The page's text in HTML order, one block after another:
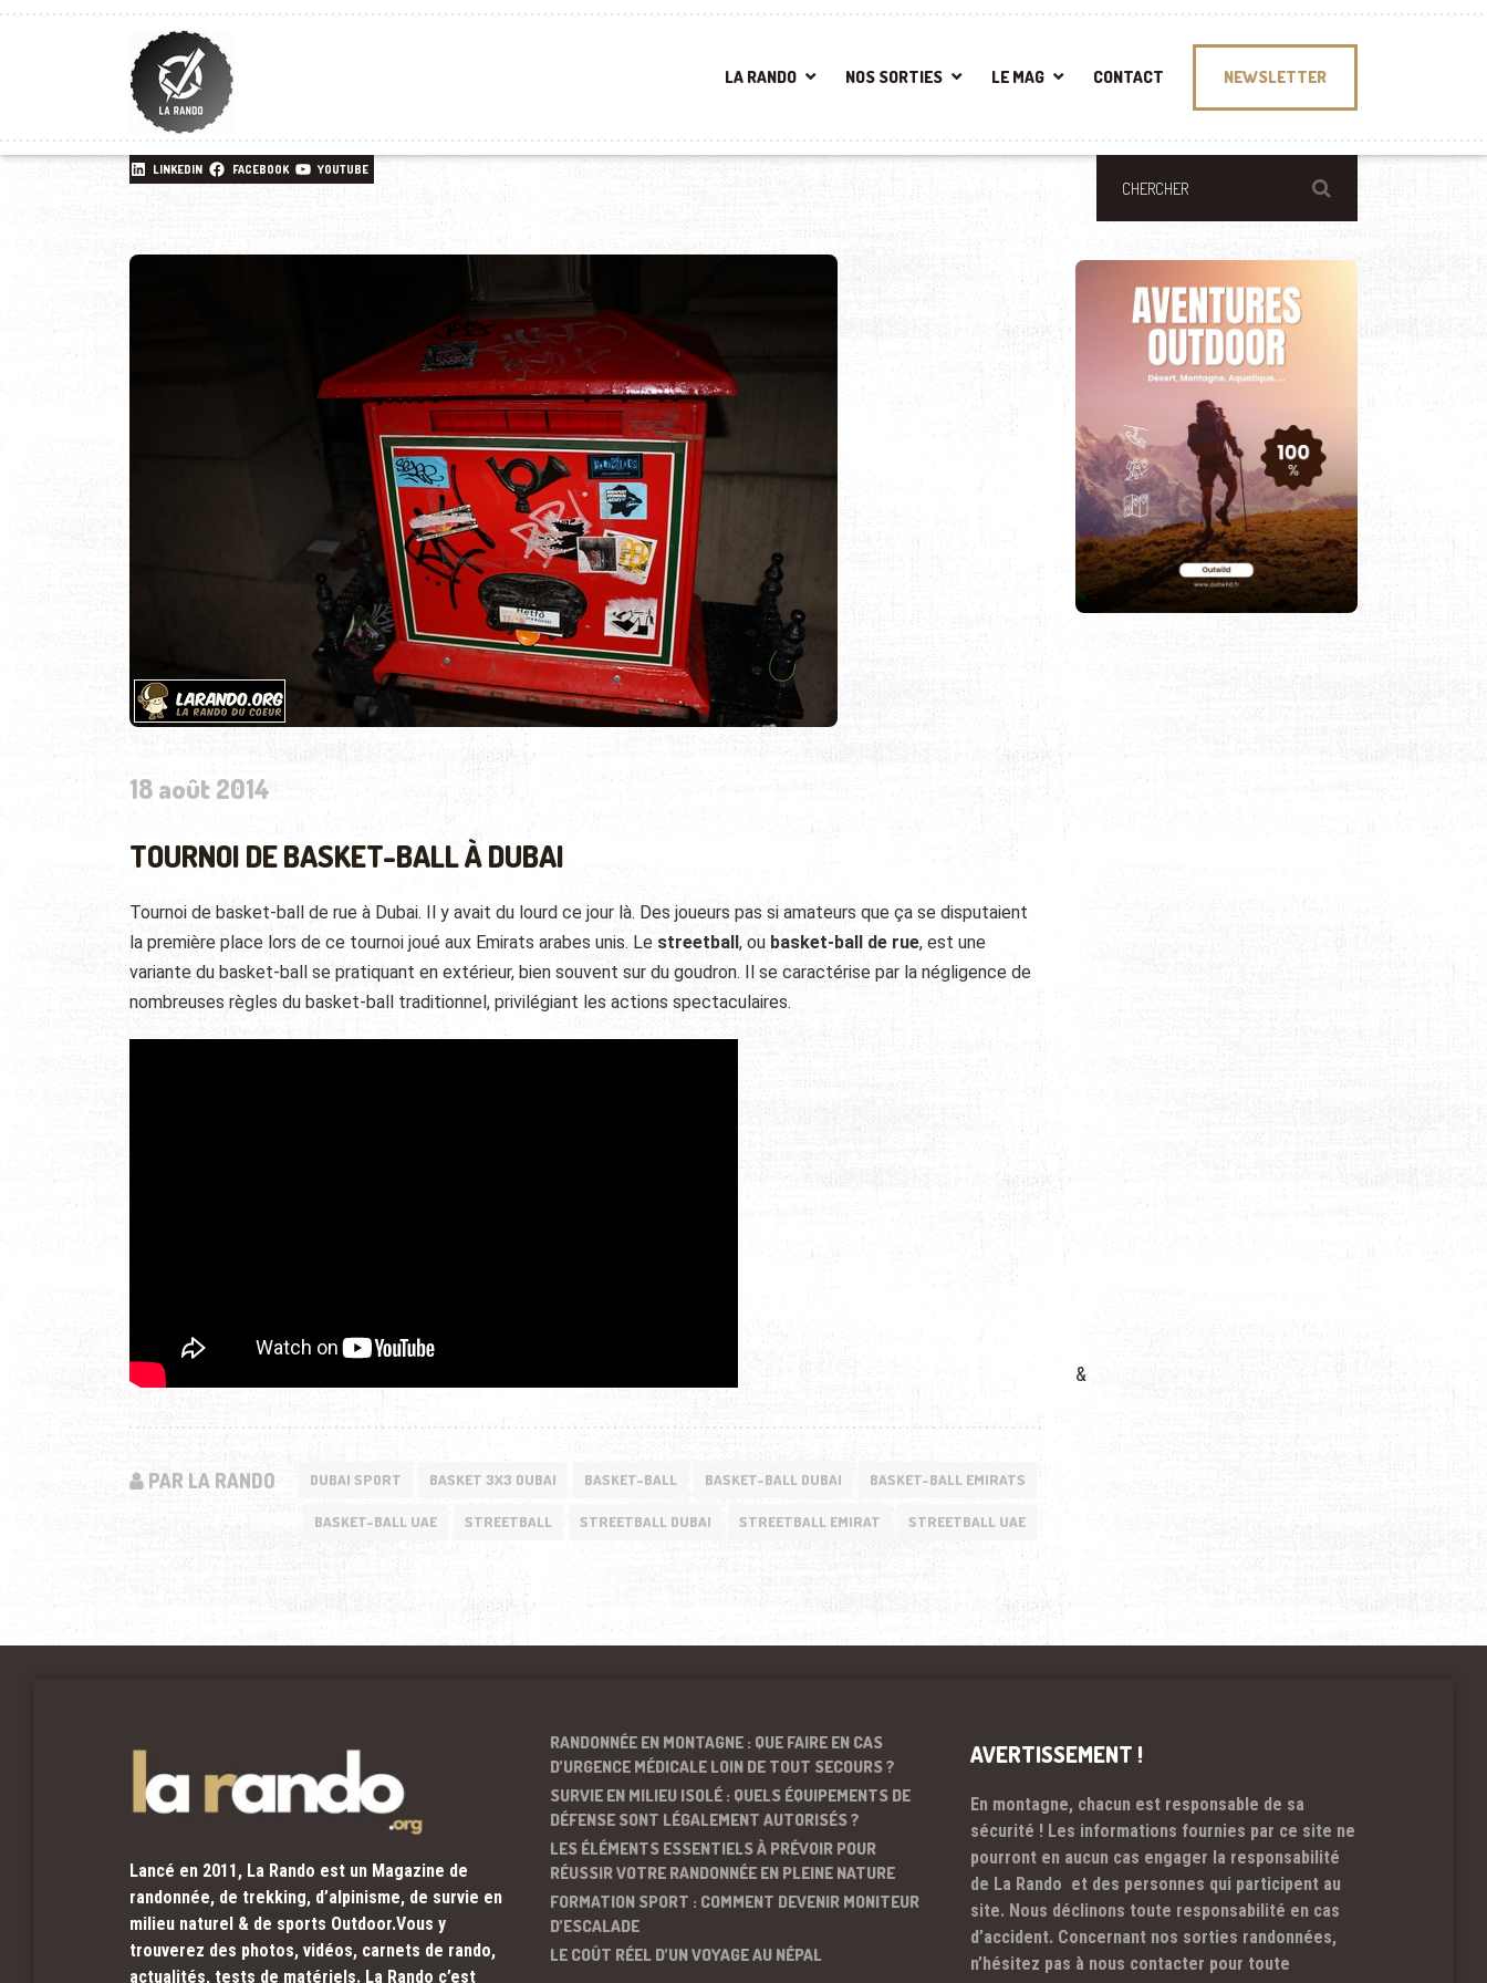
LA RANDO NOS SORTIES LE MAG CONTACT NEWSLETTER
LINKEDIN FACEBOOK YOUTUBE
18 août 2014
TOURNOI DE BASKET-BALL À DUBAI
Tournoi de basket-ball de rue à Dubai. Il y avait du lourd ce jour là. Des joueurs pas si amateurs que ça se disputaient
la première place lors de ce tournoi joué aux Emirats arabes unis. Lestreetball, ou basket-ball de rue, est une
variante du basket-ball se pratiquant en extérieur, bien souvent sur du goudron. Il se caractérise par la négligence de
nombreuses règles du basket-ball traditionnel, privilégiant les actions spectaculaires.
PAR LA RANDO DUBAI SPORT BASKET 3X3 DUBAI BASKET-BALL BASKET-BALL DUBAI BASKET-BALL EMIRATS
BASKET-BALL UAE STREETBALL STREETBALL DUBAI STREETBALL EMIRAT STREETBALL UAE
&
Lancé en 2011, La Rando est un Magazine de
randonnée, de trekking, d’alpinisme, de survie en
milieu naturel & de sports Outdoor.Vous y
trouverez des photos, vidéos, carnets de rando,
actualités, tests de matériels. La Rando c’est
RANDONNÉE EN MONTAGNE : QUE FAIRE EN CAS
D’URGENCE MÉDICALE LOIN DE TOUT SECOURS ?
SURVIE EN MILIEU ISOLÉ : QUELS ÉQUIPEMENTS DE
DÉFENSE SONT LÉGALEMENT AUTORISÉS ?
LES ÉLÉMENTS ESSENTIELS À PRÉVOIR POUR
RÉUSSIR VOTRE RANDONNÉE EN PLEINE NATURE
FORMATION SPORT : COMMENT DEVENIR MONITEUR
D’ESCALADE
LE COÛT RÉEL D’UN VOYAGE AU NÉPAL
AVERTISSEMENT !
En montagne, chacun est responsable de sa
sécurité ! Les informations fournies par ce site ne
pourront en aucun cas engager la responsabilité
de La Rando et des personnes qui participent au
site. Nous déclinons toute responsabilité en cas
d’accident. Concernant nos sorties randonnées,
n’hésitez pas à nous contacter pour toute